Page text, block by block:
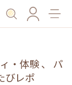
・体験、 パ
びレポ